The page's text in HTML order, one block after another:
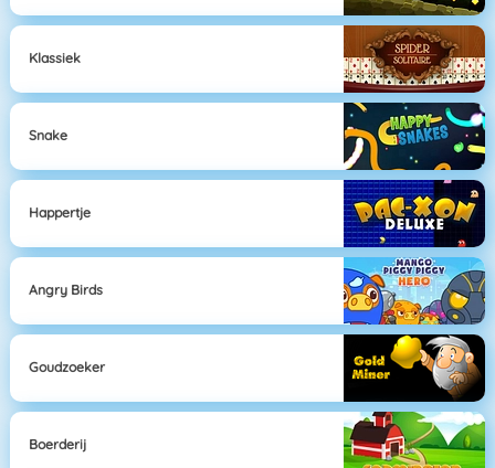
Klassiek
Snake
Happertje
Angry Birds
Goudzoeker
Boerderij